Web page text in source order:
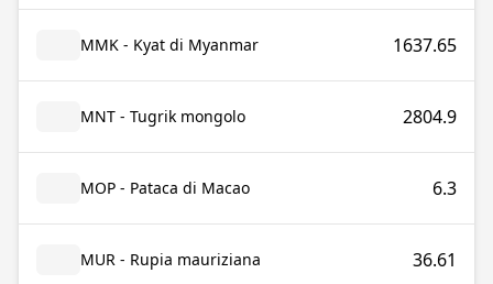
MMK - Kyat di Myanmar 1637.65
MNT - Tugrik mongolo 2804.9
MOP - Pataca di Macao 6.3
MUR - Rupia mauriziana 36.61